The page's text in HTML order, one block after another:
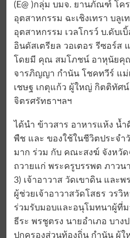
(E@ )กลุ่ม บมจ. ยานภัณฑ์ โค
อุตสาหกรรม ฉะเชิงเทรา บลู
อุตสาหกรรม เวลโกรว์ บ.ดับเ
อินดัสเตรียล วอเตอร รีซอร์ส
โดยมี คุณ สมโภชน์ อาหุนัยคุ
จารภิญญา กำนัน โชคทวีร์ แม่
เชษฐ เกตุแก้ว ผู้ใหญ่ กิตติทัศน์
จิตรศรัทธาฯลฯ
ได้นำ ข้าวสาร อาหารแห้ง น้
พืช และ ของใช้ในชีวิตประจำ
มาก ร่วม กับ คณะสงฆ์ จังหวัด
ถวายแก่ พระครูบรรพต ภาวน
3) เจ้าอาวาส วัดเขาดิน และ
ผู้ช่วยเจ้าอาวาสวัดโสธร วรวิ
ร่วมรับมอบและอนุโมทนาผู้ที่
ธีระ พรชูตรง นายอำเภอ บาง
ปกครองส่วนท้องถิ่น กำนัน ผู้ใ